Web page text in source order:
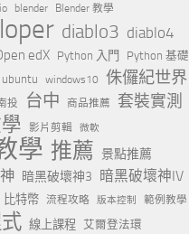
blender Blender 教學
diablo3 diablo4
edX Python 入門 Python 基礎
ubuntu windows10 侏儸紀世界
投 台中 商品推薦 套裝實測
影片剪輯 微軟
學 推薦 景點推薦
暗黑破壞神3 暗黑破壞神IV
比特幣 流程攻略 版本控制 範例教學
線上課程
艾爾登法環